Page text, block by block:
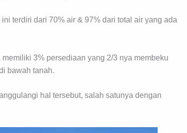
terdiri dari 70% air & 97% dari total air yang ada
3% persediaan yang 2/3 nya membeku
bawah tanah.
hal tersebut, salah satunya dengan